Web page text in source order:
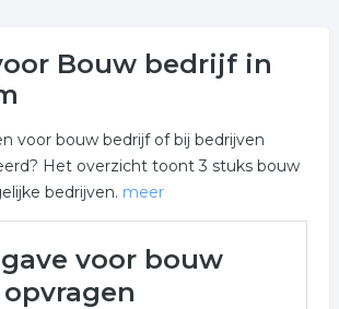
Bouw bedrijf in
voor bouw bedrijf of bij bedrijven
Het overzicht toont 3 stuks bouw
bedrijven. meer
voor bouw